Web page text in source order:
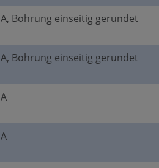
A, Bohrung einseitig gerundet
A, Bohrung einseitig gerundet
A
A